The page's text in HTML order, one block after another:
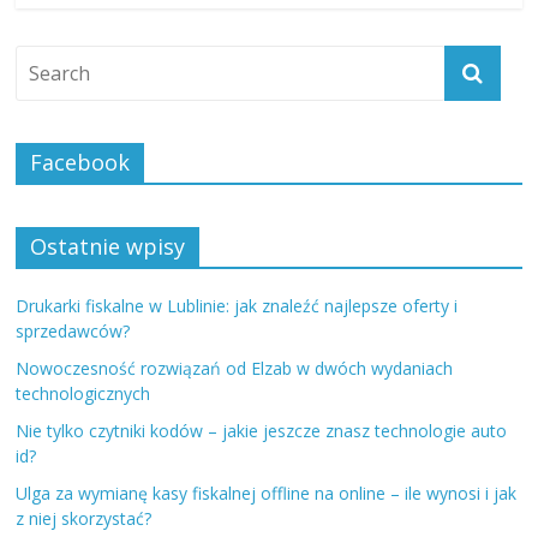
Facebook
Ostatnie wpisy
Drukarki fiskalne w Lublinie: jak znaleźć najlepsze oferty i
sprzedawców?
Nowoczesność rozwiązań od Elzab w dwóch wydaniach
technologicznych
Nie tylko czytniki kodów – jakie jeszcze znasz technologie auto
id?
Ulga za wymianę kasy fiskalnej offline na online – ile wynosi i jak
z niej skorzystać?